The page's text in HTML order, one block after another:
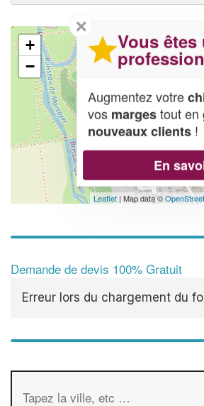
+
−
Leaflet | Map data ©
Demande de devis 100% Gratuit
Erreur lors du chargement du
✕
Vous êtes
Augmentez votre
vos margestout en
nouveaux clients !
En